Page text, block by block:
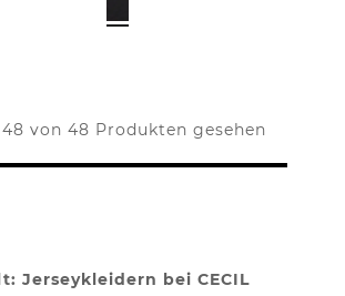
von 48 Produkten gesehen
Jerseykleidern bei CECIL